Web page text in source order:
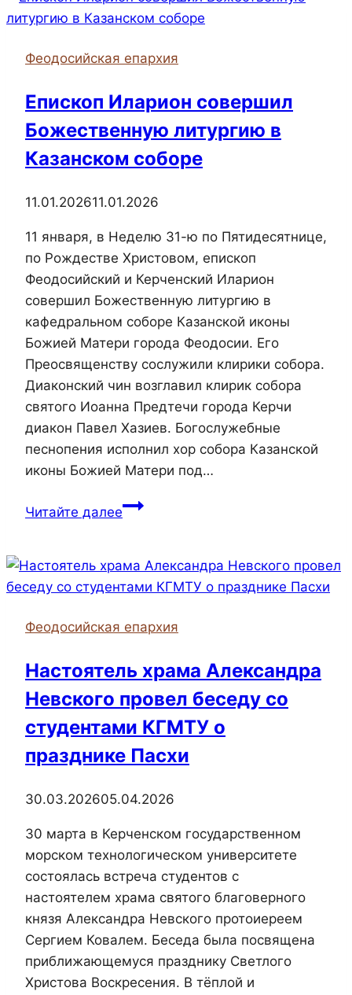
литургию
Свято-
храме
города
Судака
Феодосийская епархия
Епископ Иларион совершил
Божественную литургию в
Казанском соборе
11.01.202611.01.2026
11 января, в Неделю 31-ю по Пятидесятнице,
по Рождестве Христовом, епископ
Феодосийский и Керченский Иларион
совершил Божественную литургию в
кафедральном соборе Казанской иконы
Божией Матери города Феодосии. Его
Преосвященству сослужили клирики собора.
Диаконский чин возглавил клирик собора
святого Иоанна Предтечи города Керчи
диакон Павел Хазиев. Богослужебные
песнопения исполнил хор собора Казанской
иконы Божией Матери под…
Читайте далееЕпископ
Божественную
литургию
Казанском
Феодосийская епархия
Настоятель храма Александра
Невского провел беседу со
студентами КГМТУ о
празднике Пасхи
30.03.202605.04.2026
30 марта в Керченском государственном
морском технологическом университете
состоялась встреча студентов с
настоятелем храма святого благоверного
князя Александра Невского протоиереем
Сергием Ковалем. Беседа была посвящена
приближающемуся празднику Светлого
Христова Воскресения. В тёплой и